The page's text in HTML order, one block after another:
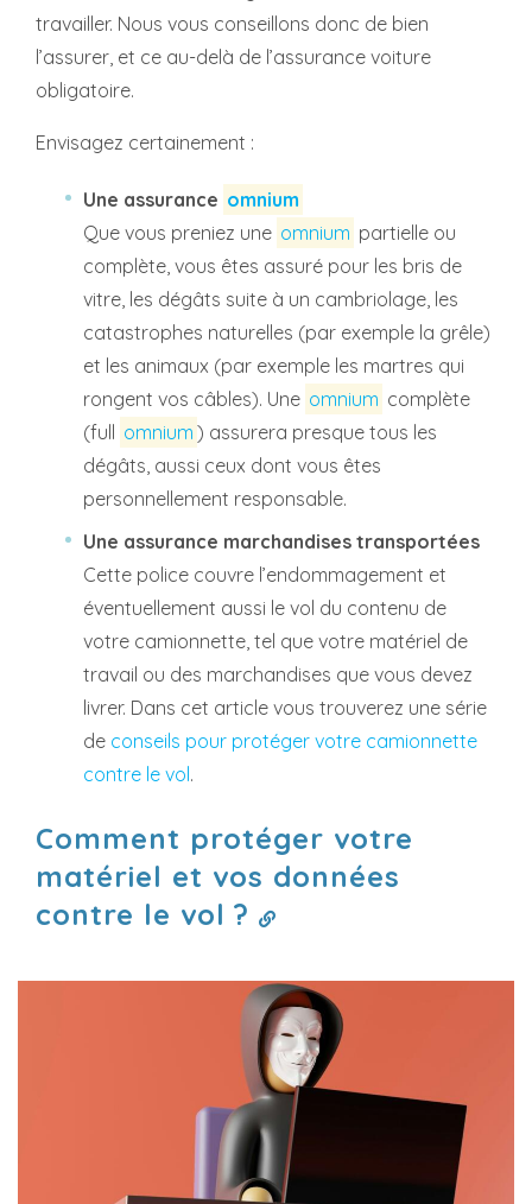
travailler. Nous vous conseillons donc de bien
l’assurer, et ce au-delà de l’assurance voiture
obligatoire.
Envisagez certainement :
Une assurance omnium
Que vous preniez une omnium partielle ou
complète, vous êtes assuré pour les bris de
vitre, les dégâts suite à un cambriolage, les
catastrophes naturelles (par exemple la grêle)
et les animaux (par exemple les martres qui
rongent vos câbles). Une omnium complète
(full omnium ) assurera presque tous les
dégâts, aussi ceux dont vous êtes
personnellement responsable.
Une assurance marchandises transportées
Cette police couvre l’endommagement et
éventuellement aussi le vol du contenu de
votre camionnette, tel que votre matériel de
travail ou des marchandises que vous devez
livrer. Dans cet article vous trouverez une série
de conseils pour protéger votre camionnette
contre le vol.
Comment protéger votre
matériel et vos données
contre le vol ?